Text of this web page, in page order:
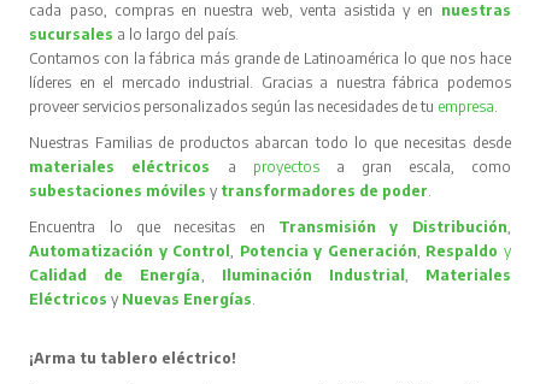
cada paso, compras en nuestra web, venta asistida y en nuestras
sucursales a lo largo del país.
Contamos con la fábrica más grande de Latinoamérica lo que nos hace
líderes en el mercado industrial. Gracias a nuestra fábrica podemos
proveer servicios personalizados según las necesidades de tu empresa.
Nuestras Familias de productos abarcan todo lo que necesitas desde
materiales eléctricos
a proyectos
a gran escala, como
subestaciones móvilesy transformadores de poder.
Encuentra lo que necesitas en Transmisión y Distribución,
Automatización y Control, Potencia y Generación, Respaldo y
Calidad de Energía, Iluminación Industrial , Materiales
Eléctricos y Nuevas Energías.
¡Arma tu tablero eléctrico!